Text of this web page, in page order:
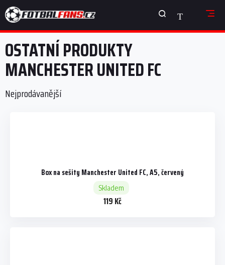
na
obsah
NÁKUPNÍ
KOŠÍK
OSTATNÍ PRODUKTY
MANCHESTER UNITED FC
Nejprodávanější
Box na sešity Manchester United FC, A5, červený
Skladem
119 Kč